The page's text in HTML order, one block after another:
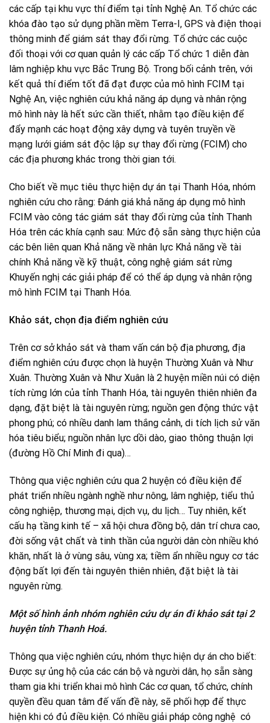
các cấp tại khu vực thí điểm tại tỉnh Nghệ An. Tổ chức các
khóa đào tạo sử dụng phần mềm Terra-I, GPS và điện thoại
thông minh để giám sát thay đổi rừng. Tổ chức các cuộc
đối thoại với cơ quan quản lý các cấp Tổ chức 1 diễn đàn
lâm nghiệp khu vực Bắc Trung Bộ. Trong bối cảnh trên, với
kết quả thí điểm tốt đã đạt được của mô hình FCIM tại
Nghệ An, việc nghiên cứu khả năng áp dụng và nhân rộng
mô hình này là hết sức cần thiết, nhằm tạo điều kiện để
đẩy mạnh các hoạt động xây dựng và tuyên truyền về
mạng lưới giám sát độc lập sự thay đổi rừng (FCIM) cho
các địa phương khác trong thời gian tới.
Cho biết về mục tiêu thực hiện dự án tại Thanh Hóa, nhóm
nghiên cứu cho rằng: Đánh giá khả năng áp dụng mô hình
FCIM vào công tác giám sát thay đổi rừng của tỉnh Thanh
Hóa trên các khía cạnh sau: Mức độ sẵn sàng thực hiện của
các bên liên quan Khả năng về nhân lực Khả năng về tài
chính Khả năng về kỹ thuật, công nghệ giám sát rừng
Khuyến nghị các giải pháp để có thể áp dụng và nhân rộng
mô hình FCIM tại Thanh Hóa.
Khảo sát, chọn địa điểm nghiên cứu
Trên cơ sở khảo sát và tham vấn cán bộ địa phương, địa
điểm nghiên cứu được chọn là huyện Thường Xuân và Như
Xuân. Thường Xuân và Như Xuân là 2 huyện miền núi có diện
tích rừng lớn của tỉnh Thanh Hóa, tài nguyên thiên nhiên đa
dạng, đặt biệt là tài nguyên rừng; nguồn gen động thức vật
phong phú; có nhiều danh lam thắng cảnh, di tích lịch sử văn
hóa tiêu biểu; nguồn nhân lực dồi dào, giao thông thuận lợi
(đường Hồ Chí Minh đi qua)…
Thông qua việc nghiên cứu qua 2 huyện có điều kiện để
phát triển nhiều ngành nghề như nông, lâm nghiệp, tiểu thủ
công nghiệp, thương mại, dịch vụ, du lịch… Tuy nhiên, kết
cấu hạ tầng kinh tế – xã hội chưa đồng bộ, dân trí chưa cao,
đời sống vật chất và tinh thần của người dân còn nhiều khó
khăn, nhất là ở vùng sâu, vùng xa; tiềm ẩn nhiều nguy cơ tác
động bất lợi đến tài nguyên thiên nhiên, đặt biệt là tài
nguyên rừng.
Một số hình ảnh nhóm nghiên cứu dự án đi khảo sát tại 2
huyện tỉnh Thanh Hoá.
Thông qua việc nghiên cứu, nhóm thực hiện dự án cho biết:
Được sự ủng hộ của các cán bộ và người dân, họ sẵn sàng
tham gia khi triển khai mô hình Các cơ quan, tổ chức, chính
quyền đều quan tâm đế vấn đề này, sẽ phối hợp để thực
hiện khi có đủ điều kiện. Có nhiều giải pháp công nghệ có